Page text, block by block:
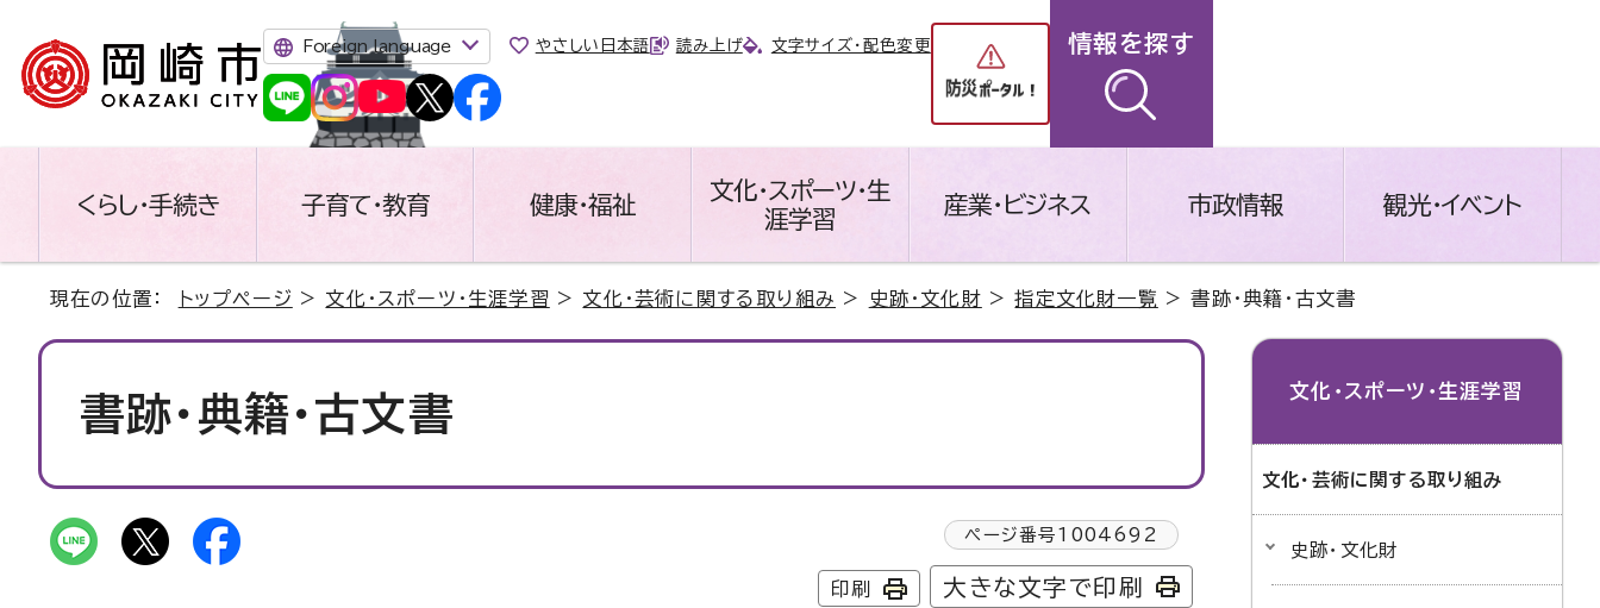
Foreign language やさしい日本語 読み上げ 文字サイズ・配色変更 情報を探す
くらし・手続き 子育て・教育 健康・福祉
文化・スポーツ・生
涯学習
産業・ビジネス 市政情報 観光・イベント
現在の位置： トップページ > 文化・スポーツ・生涯学習 > 文化・芸術に関する取り組み > 史跡・文化財 >指定文化財一覧 > 書跡・典籍・古文書
書跡・典籍・古文書
ページ番号 1004692
印刷 大きな文字で印刷
文化・スポーツ・生涯学習
文化・芸術に関する取り組み
史跡・文化財